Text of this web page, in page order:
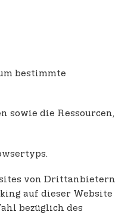
bestimmte
sowie die Ressourcen,
von Drittanbietern
auf dieser Website
bezüglich des